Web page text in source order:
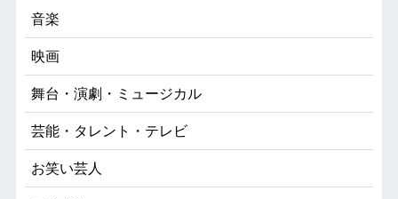
音楽
映画
舞台・演劇・ミュージカル
芸能・タレント・テレビ
お笑い芸人